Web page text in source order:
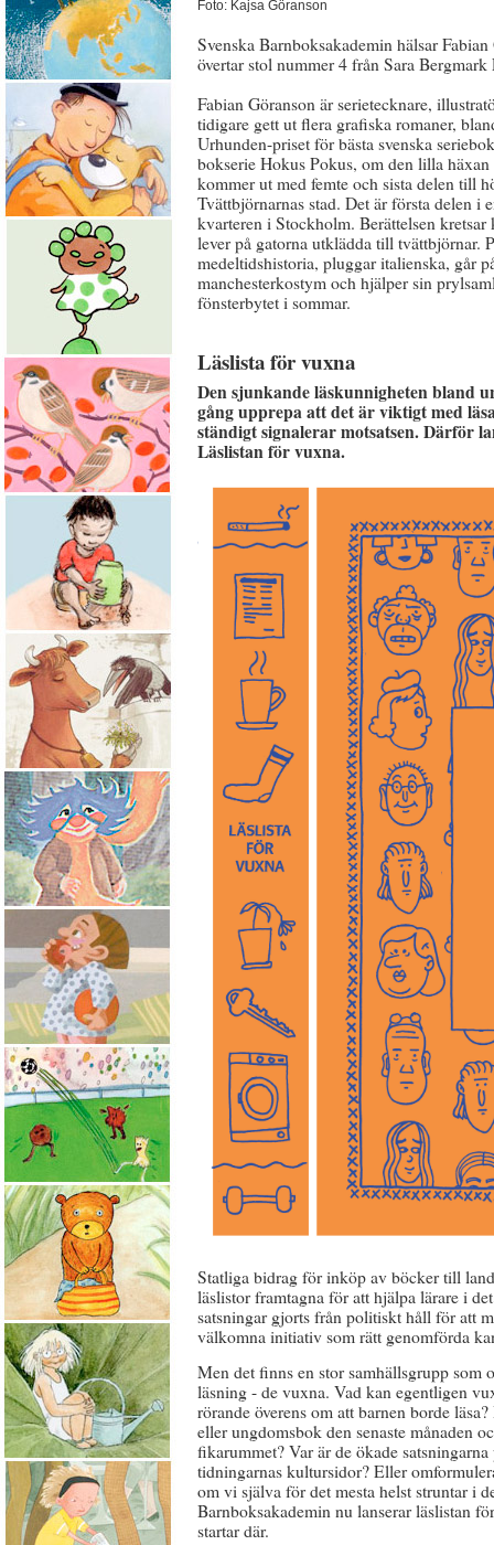
Foto: Kajsa Göranson
Svenska Barnboksakademin hälsar
övertar stol nummer 4 från Sara
Fabian Göranson är serietecknare,
tidigare gett ut flera grafiska romaner,
Urhunden-priset för bästa svenska
bokserie Hokus Pokus, om den lilla
kommer ut med femte och sista delen till
Tvättbjörnarnas stad. Det är första delen
kvarteren i Stockholm. Berättelsen
lever på gatorna utklädda till tvättbjörnar.
medeltidshistoria, pluggar italienska, går
manchesterkostym och hjälper sin
fönsterbytet i sommar.
Läslista för vuxna
Den sjunkande läskunnigheten bland
gång upprepa att det är viktigt med
ständigt signalerar motsatsen. Därför
Läslistan för vuxna.
Statliga bidrag för inköp av böcker till
läslistor framtagna för att hjälpa lärare i
satsningar gjorts från politiskt håll för att
välkomna initiativ som rätt genomförda
Men det finns en stor samhällsgrupp
läsning - de vuxna. Vad kan egentligen
rörande överens om att barnen borde
eller ungdomsbok den senaste månaden
fikarummet? Var är de ökade
tidningarnas kultursidor? Eller
om vi själva för det mesta helst struntar i
Barnboksakademin nu lanserar läslistan
startar där.